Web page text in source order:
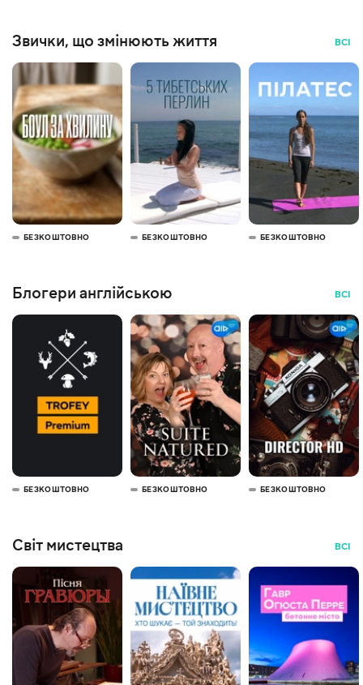
Звички, що змінюють життя ВСІ
БЕЗКОШТОВНО БЕЗКОШТОВНО БЕЗКОШТОВНО
Блогери англійською ВСІ
БЕЗКОШТОВНО БЕЗКОШТОВНО БЕЗКОШТОВНО
Світ мистецтва ВСІ